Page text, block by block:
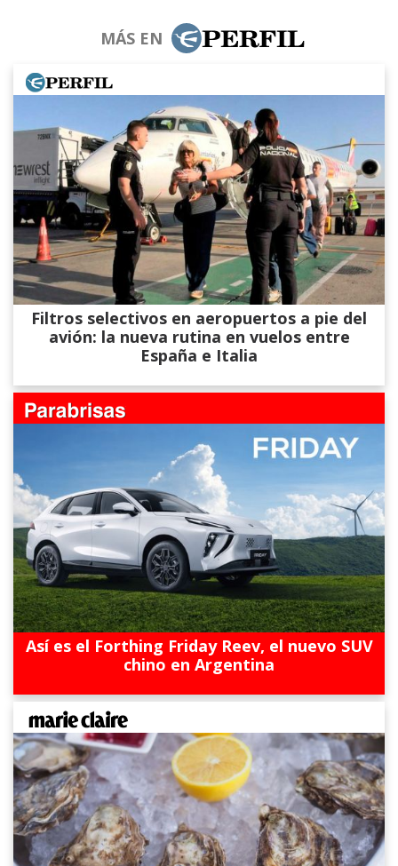
MÁS EN
Filtros selectivos en aeropuertos a pie del
avión: la nueva rutina en vuelos entre
España e Italia
Así es el Forthing Friday Reev, el nuevo SUV
chino en Argentina